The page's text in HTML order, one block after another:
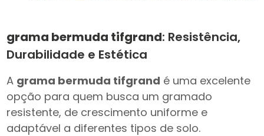
grama bermuda tifgrand: Resistência,
Durabilidade e Estética
A grama bermuda tifgrand é uma excelente
opção para quem busca um gramado
resistente, de crescimento uniforme e
adaptável a diferentes tipos de solo.